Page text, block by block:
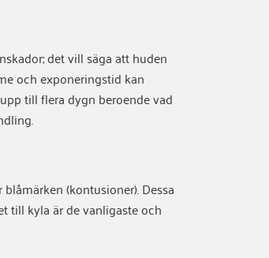
det vill säga att huden
och exponeringstid kan
till flera dygn beroende vad
(kontusioner). Dessa
till kyla är de vanligaste och